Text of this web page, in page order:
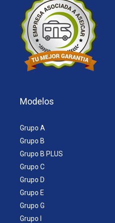
Modelos
Grupo A
Grupo B
Grupo B PLUS
Grupo C
Grupo D
Grupo E
Grupo G
Grupo I